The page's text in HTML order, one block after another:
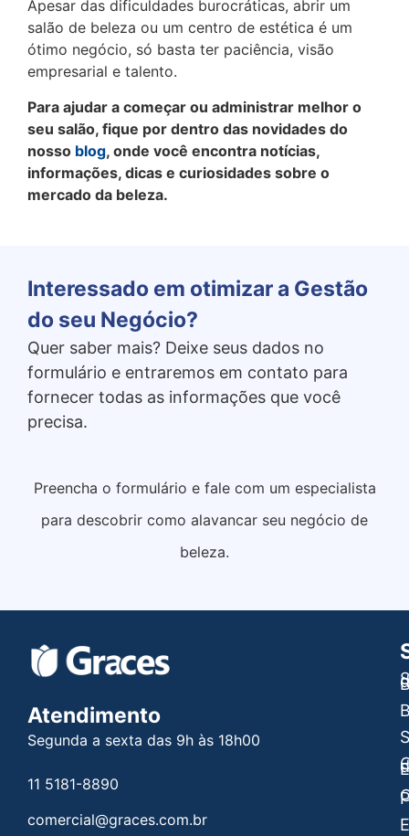
Apesar das dificuldades burocráticas, abrir um
salão de beleza ou um centro de estética é um
ótimo negócio, só basta ter paciência, visão
empresarial e talento.
Para ajudar a começar ou administrar melhor o
seu salão, fique por dentro das novidades do
nosso blog, onde você encontra notícias,
informações, dicas e curiosidades sobre o
mercado da beleza.
Interessado em otimizar a Gestão
do seu Negócio?
Quer saber mais? Deixe seus dados no
formulário e entraremos em contato para
fornecer todas as informações que você
precisa.
Preencha o formulário e fale com um especialista
para descobrir como alavancar seu negócio de
beleza.
Atendimento
Segunda a sexta das 9h às 18h00
11 5181-8890
comercial@graces.com.br